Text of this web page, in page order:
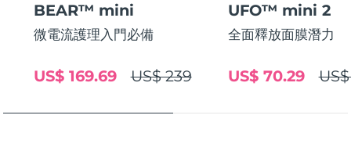
BEAR™ mini
微電流護理入門必備
US$ 239
US$ 169.69
UFO™ mini 2
全面釋放面膜潛力
US$ 70.29